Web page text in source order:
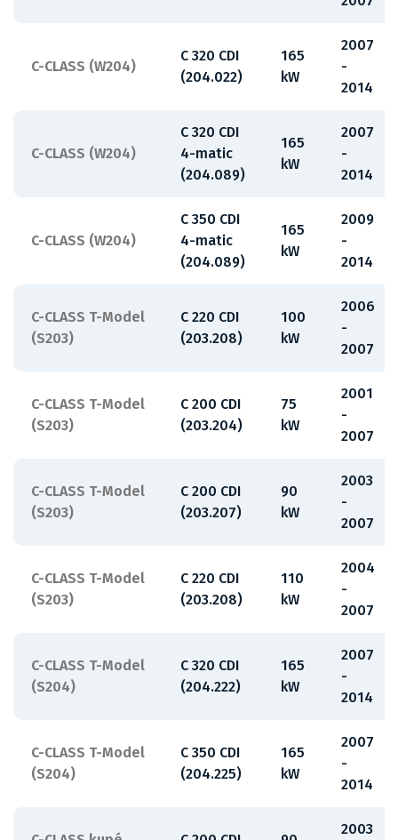
C-CLASS (W204)
C 320 CDI
(204.022)
165
kW
2007
-
2014
C-CLASS (W204)
C 320 CDI
4-matic
(204.089)
165
kW
2007
-
2014
C-CLASS (W204)
C 350 CDI
4-matic
(204.089)
165
kW
2009
-
2014
C-CLASS T-Model
(S203)
C 220 CDI
(203.208)
100
kW
2006
-
2007
C-CLASS T-Model
(S203)
C 200 CDI
(203.204)
75
kW
2001
-
2007
C-CLASS T-Model
(S203)
C 200 CDI
(203.207)
90
kW
2003
-
2007
C-CLASS T-Model
(S203)
C 220 CDI
(203.208)
110
kW
2004
-
2007
C-CLASS T-Model
(S204)
C 320 CDI
(204.222)
165
kW
2007
-
2014
C-CLASS T-Model
(S204)
C 350 CDI
(204.225)
165
kW
2007
-
2014
2003